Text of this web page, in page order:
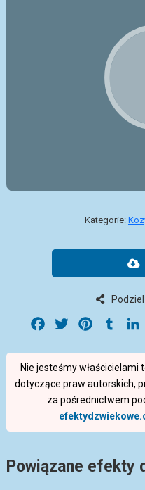
Kategorie:
Facebook
Twitter Pinterest
Nie jesteśmy
dotyczące praw autorskich,
za pośrednictwem
Powiązane efekty